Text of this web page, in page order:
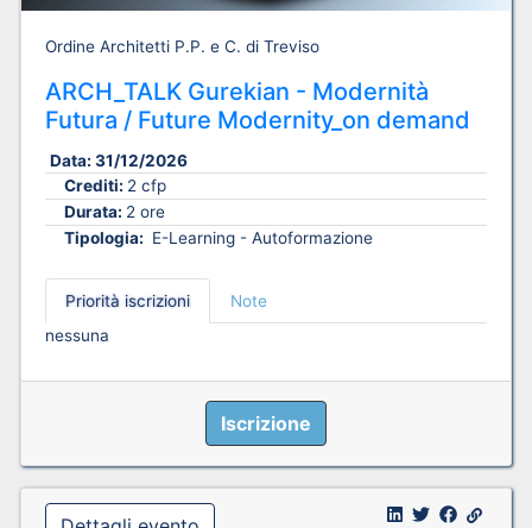
Ordine Architetti P.P. e C. di Treviso
ARCH_TALK Gurekian - Modernità
Futura / Future Modernity_on demand
Data: 31/12/2026
Crediti: 2 cfp
Durata: 2 ore
Tipologia: E-Learning - Autoformazione
Priorità iscrizioni
Note
nessuna
Iscrizione